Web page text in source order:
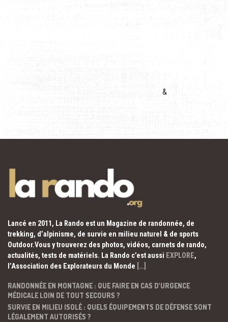
&
Lancé en 2011, La Rando est un Magazine de randonnée, de
trekking, d’alpinisme, de survie en milieu naturel & de sports
Outdoor.Vous y trouverez des photos, vidéos, carnets de rando,
actualités, tests de matériels. La Rando c’est aussi EXPLORE,
l’Association des Explorateurs du Monde […]
RANDONNÉE EN MONTAGNE : QUE FAIRE EN CAS D’URGENCE
MÉDICALE LOIN DE TOUT SECOURS ?
SURVIE EN MILIEU ISOLÉ : QUELS ÉQUIPEMENTS DE DÉFENSE SONT
LÉGALEMENT AUTORISÉS ?